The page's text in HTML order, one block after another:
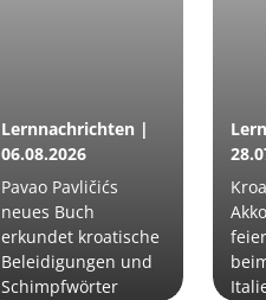
Lernnachrichten |
06.08.2026
Pavao Pavličićs
neues Buch
erkundet kroatische
Beleidigungen und
Schimpfwörter